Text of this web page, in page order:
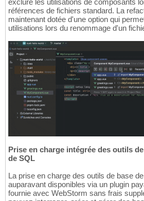
exclure les utilisations de composants
références de fichiers standard. La
maintenant dotée d'une option qui
utilisations lors du renommage d'un
Prise en charge intégrée des outils
de SQL
La prise en charge des outils de base
auparavant disponibles via un plugin
fournie avec WebStorm sans frais